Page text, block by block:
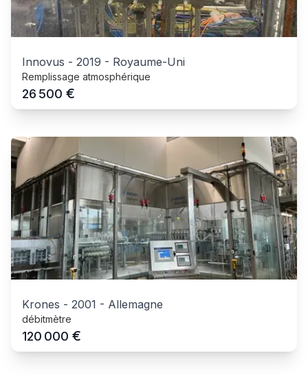
Innovus - 2019 - Royaume-Uni
Remplissage atmosphérique
26 500 €
Krones - 2001 - Allemagne
débitmètre
120 000 €